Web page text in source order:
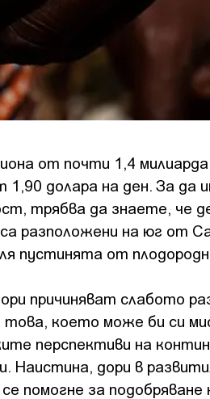
от почти 1,4
1,90 долара на ден. За да
трябва да знаете, че
разположени на юг от
пустинята от
причиняват слабото
това, което може би си
перспективи на
Наистина, дори в
помогне за